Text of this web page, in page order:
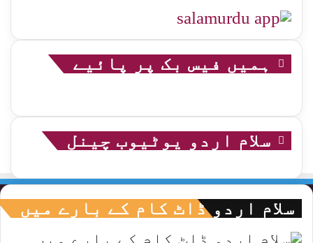
ہمیں فیس بک پر پائیے
سلام اردو یوٹیوب چینل
سلام اردو ڈاٹ کام کے بارے میں